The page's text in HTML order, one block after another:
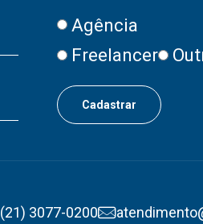
Agência
Freelancer
(21) 3077-0200